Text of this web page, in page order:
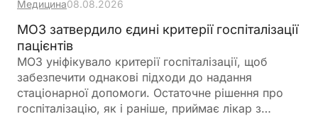
Медицина08.08.2026
МОЗ затвердило єдині критерії госпіталізації
пацієнтів
МОЗ уніфікувало критерії госпіталізації, щоб
забезпечити однакові підходи до надання
стаціонарної допомоги. Остаточне рішення про
госпіталізацію, як і раніше, приймає лікар з